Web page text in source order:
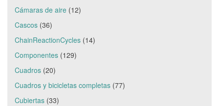
Cámaras de aire (12)
Cascos (36)
ChainReactionCycles (14)
Componentes (129)
Cuadros (20)
Cuadros y bicicletas completas (77)
Cubiertas (33)